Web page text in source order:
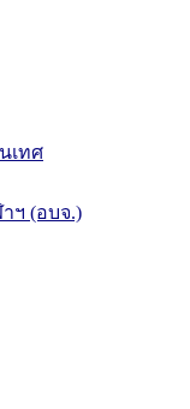
เทศ
ฯ (อบจ.)